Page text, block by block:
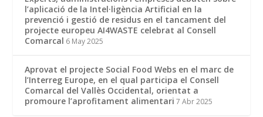
l’aplicació de la Intel·ligència Artificial en la
prevenció i gestió de residus en el tancament del
projecte europeu AI4WASTE celebrat al Consell
Comarcal 6 May 2025
Aprovat el projecte Social Food Webs en el marc de
l’Interreg Europe, en el qual participa el Consell
Comarcal del Vallès Occidental, orientat a
promoure l’aprofitament alimentari 7 Abr 2025